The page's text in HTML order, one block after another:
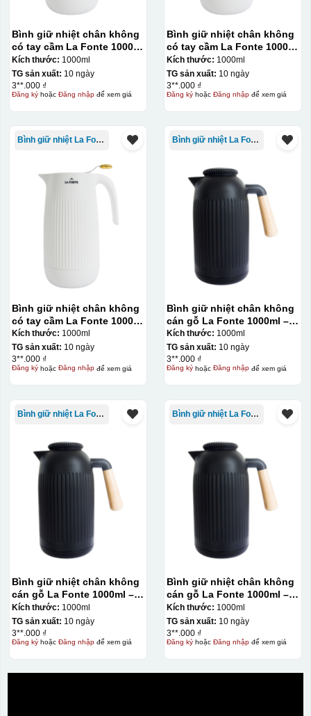
Bình giữ nhiệt chân không
có tay cầm La Fonte 1000ml
– 011655
Kích thước: 1000ml
TG sản xuất: 10 ngày
3**.000 ₫
Đăng kýhoặc Đăng nhậpđể xem giá
Bình giữ nhiệt chân không
có tay cầm La Fonte 1000ml
– 011655
Kích thước: 1000ml
TG sản xuất: 10 ngày
3**.000 ₫
Đăng kýhoặc Đăng nhậpđể xem giá
Bình giữ nhiệt La Fonte
Bình giữ nhiệt chân không
có tay cầm La Fonte 1000ml
– 011655
Kích thước: 1000ml
TG sản xuất: 10 ngày
3**.000 ₫
Đăng kýhoặc Đăng nhậpđể xem giá
Bình giữ nhiệt La Fonte
Bình giữ nhiệt chân không
cán gỗ La Fonte 1000ml –
011679
Kích thước: 1000ml
TG sản xuất: 10 ngày
3**.000 ₫
Đăng kýhoặc Đăng nhậpđể xem giá
Bình giữ nhiệt La Fonte
Bình giữ nhiệt chân không
cán gỗ La Fonte 1000ml –
011679
Kích thước: 1000ml
TG sản xuất: 10 ngày
3**.000 ₫
Đăng kýhoặc Đăng nhậpđể xem giá
Bình giữ nhiệt La Fonte
Bình giữ nhiệt chân không
cán gỗ La Fonte 1000ml –
011679
Kích thước: 1000ml
TG sản xuất: 10 ngày
3**.000 ₫
Đăng kýhoặc Đăng nhậpđể xem giá